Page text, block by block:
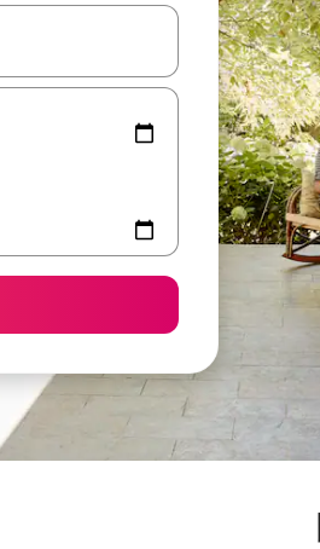
查看，或通过点击或滑动手势浏览。